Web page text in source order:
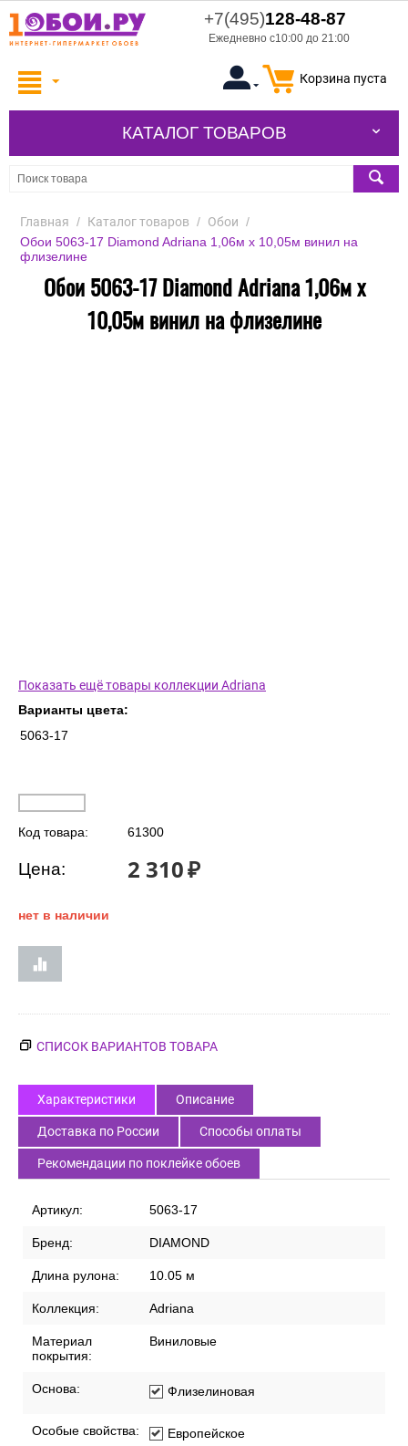
+7(495)128-48-87
Ежедневно с10:00 до 21:00
Корзина пуста
КАТАЛОГ ТОВАРОВ
Главная / Каталог товаров / Обои /
Обои 5063-17 Diamond Adriana 1,06м х 10,05м винил на
флизелине
Обои 5063-17 Diamond Adriana 1,06м х
10,05м винил на флизелине
Показать ещё товары коллекции Adriana
Варианты цвета:
5063-17
Код товара: 61300
Цена: 2 310₽
нет в наличии
СПИСОК ВАРИАНТОВ ТОВАРА
Характеристики Описание
Доставка по России Способы оплаты
Рекомендации по поклейке обоев
Артикул: 5063-17
Бренд: DIAMOND
Длина рулона: 10.05 м
Коллекция: Adriana
Материал
покрытия:
Виниловые
Основа: Флизелиновая
Особые свойства:
Европейское